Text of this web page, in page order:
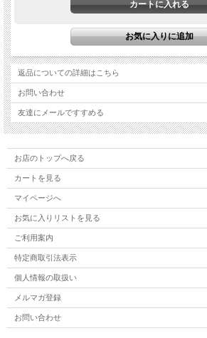
返品についての詳細はこちら
お問い合わせ
友達にメールですすめる
お店のトップへ戻る
カートを見る
マイページへ
お気に入りリストを見る
ご利用案内
特定商取引法表示
個人情報の取扱い
メルマガ登録
お問い合わせ